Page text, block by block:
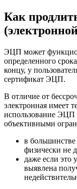
Как
ЭЦП может
определенного
концу, у
сертификат ЭЦП.
В отличие от
электронная имеет
использование ЭЦП
объективными
в большинстве
физически не
даже если это
выявлена